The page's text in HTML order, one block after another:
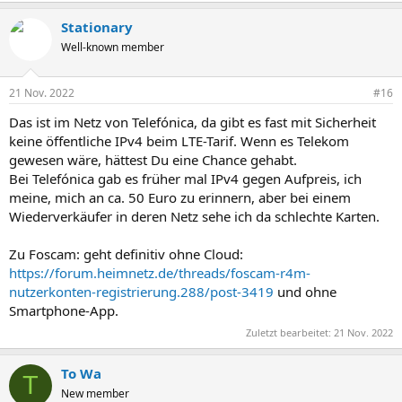
Stationary
Well-known member
21 Nov. 2022 #16
Das ist im Netz von Telefónica, da gibt es fast mit Sicherheit
keine öffentliche IPv4 beim LTE-Tarif. Wenn es Telekom
gewesen wäre, hättest Du eine Chance gehabt.
Bei Telefónica gab es früher mal IPv4 gegen Aufpreis, ich
meine, mich an ca. 50 Euro zu erinnern, aber bei einem
Wiederverkäufer in deren Netz sehe ich da schlechte Karten.
Zu Foscam: geht definitiv ohne Cloud:
https://forum.heimnetz.de/threads/foscam-r4m-
nutzerkonten-registrierung.288/post-3419 und ohne
Smartphone-App.
Zuletzt bearbeitet: 21 Nov. 2022
T To Wa
New member